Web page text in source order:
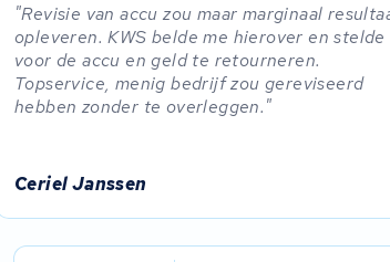
Revisie van accu zou maar marginaal
opleveren. KWS belde me hierover en stelde
voor de accu en geld te retourneren.
Topservice, menig bedrijf zou gereviseerd
hebben zonder te overleggen.
Ceriel Janssen